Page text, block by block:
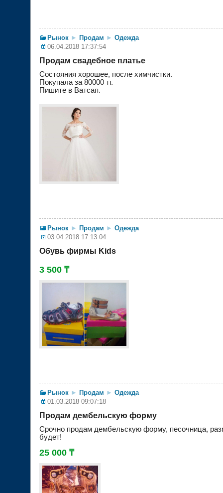
Рынок ► Продам ► Одежда
06.04.2018 17:37:54
Продам свадебное платье
Состояния хорошее, после химчистки.
Покупала за 80000 тг.
Пишите в Ватсап.
Рынок ► Продам ► Одежда
03.04.2018 17:13:04
Обувь фирмы Kids
3 500 ₸
Рынок ► Продам ► Одежда
01.03.2018 09:07:18
Продам дембельскую форму
Срочно продам дембельскую форму, песочница,
будет!
25 000 ₸